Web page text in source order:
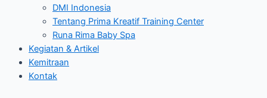
DMI Indonesia
Tentang Prima Kreatif Training Center
Runa Rima Baby Spa
Kegiatan & Artikel
Kemitraan
Kontak